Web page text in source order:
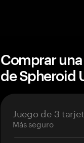
Comprar
de Spheroid
Juego de 3
Más seguro